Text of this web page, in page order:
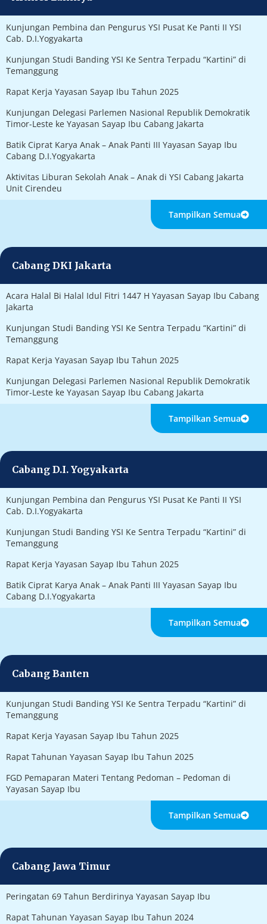
Kunjungan Pembina dan Pengurus YSI Pusat Ke Panti II YSI
Cab. D.I.Yogyakarta
Kunjungan Studi Banding YSI Ke Sentra Terpadu “Kartini” di
Temanggung
Rapat Kerja Yayasan Sayap Ibu Tahun 2025
Kunjungan Delegasi Parlemen Nasional Republik Demokratik
Timor-Leste ke Yayasan Sayap Ibu Cabang Jakarta
Batik Ciprat Karya Anak – Anak Panti III Yayasan Sayap Ibu
Cabang D.I.Yogyakarta
Aktivitas Liburan Sekolah Anak – Anak di YSI Cabang Jakarta
Unit Cirendeu
Tampilkan Semua
Cabang DKI Jakarta
Acara Halal Bi Halal Idul Fitri 1447 H Yayasan Sayap Ibu Cabang
Jakarta
Kunjungan Studi Banding YSI Ke Sentra Terpadu “Kartini” di
Temanggung
Rapat Kerja Yayasan Sayap Ibu Tahun 2025
Kunjungan Delegasi Parlemen Nasional Republik Demokratik
Timor-Leste ke Yayasan Sayap Ibu Cabang Jakarta
Tampilkan Semua
Cabang D.I. Yogyakarta
Kunjungan Pembina dan Pengurus YSI Pusat Ke Panti II YSI
Cab. D.I.Yogyakarta
Kunjungan Studi Banding YSI Ke Sentra Terpadu “Kartini” di
Temanggung
Rapat Kerja Yayasan Sayap Ibu Tahun 2025
Batik Ciprat Karya Anak – Anak Panti III Yayasan Sayap Ibu
Cabang D.I.Yogyakarta
Tampilkan Semua
Cabang Banten
Kunjungan Studi Banding YSI Ke Sentra Terpadu “Kartini” di
Temanggung
Rapat Kerja Yayasan Sayap Ibu Tahun 2025
Rapat Tahunan Yayasan Sayap Ibu Tahun 2025
FGD Pemaparan Materi Tentang Pedoman – Pedoman di
Yayasan Sayap Ibu
Tampilkan Semua
Cabang Jawa Timur
Peringatan 69 Tahun Berdirinya Yayasan Sayap Ibu
Rapat Tahunan Yayasan Sayap Ibu Tahun 2024